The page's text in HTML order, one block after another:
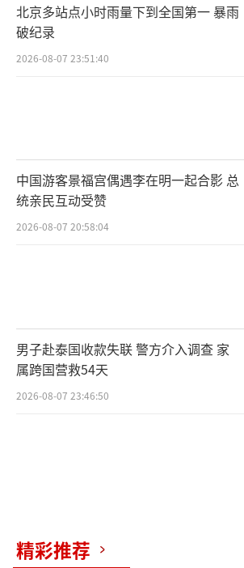
北京多站点小时雨量下到全国第一 暴雨
破纪录
2026-08-07 23:51:40
中国游客景福宫偶遇李在明一起合影 总
统亲民互动受赞
2026-08-07 20:58:04
男子赴泰国收款失联 警方介入调查 家
属跨国营救54天
2026-08-07 23:46:50
精彩推荐